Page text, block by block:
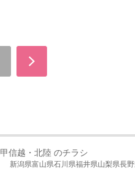
甲信越・北陸 のチラシ
新潟県富山県石川県福井県山梨県長